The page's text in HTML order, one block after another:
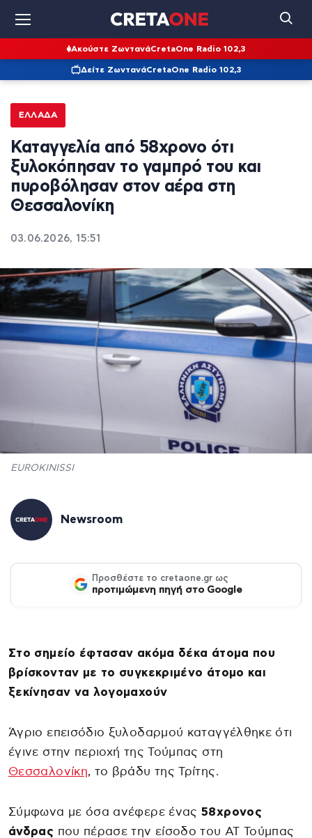
Ακούστε ΖωντανάCretaOne Radio 102,3
Δείτε ΖωντανάCretaOne Radio 102,3
ΕΛΛΆΔΑ
Καταγγελία από 58χρονο ότι
ξυλοκόπησαν το γαμπρό του και
πυροβόλησαν στον αέρα στη
Θεσσαλονίκη
03.06.2026, 15:51
EUROKINISSI
Newsroom
Προσθέστε το cretaone.gr ως
προτιμώμενη πηγή στο Google
Στο σημείο έφτασαν ακόμα δέκα άτομα που
βρίσκονταν με το συγκεκριμένο άτομο και
ξεκίνησαν να λογομαχούν
Άγριο επεισόδιο ξυλοδαρμού καταγγέλθηκε ότι
έγινε στην περιοχή της Τούμπας στη
Θεσσαλονίκη, το βράδυ της Τρίτης.
Σύμφωνα με όσα ανέφερε ένας58χρονος
άνδρας που πέρασε την είσοδο του ΑΤ Τούμπας